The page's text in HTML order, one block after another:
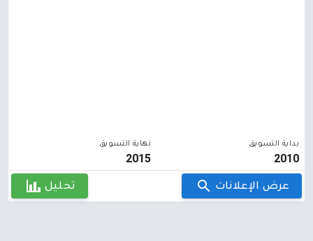
بداية التسويق
2010
نهاية التسويق
2015
عرض الإعلانات تحليل